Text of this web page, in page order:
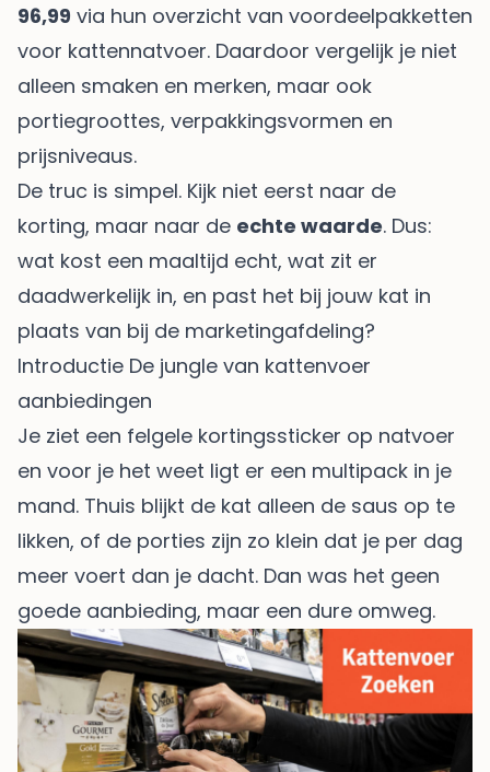
96,99 via hun overzicht van voordeelpakketten
voor kattennatvoer. Daardoor vergelijk je niet
alleen smaken en merken, maar ook
portiegroottes, verpakkingsvormen en
prijsniveaus.
De truc is simpel. Kijk niet eerst naar de
korting, maar naar de echte waarde. Dus:
wat kost een maaltijd echt, wat zit er
daadwerkelijk in, en past het bij jouw kat in
plaats van bij de marketingafdeling?
Introductie De jungle van kattenvoer
aanbiedingen
Je ziet een felgele kortingssticker op natvoer
en voor je het weet ligt er een multipack in je
mand. Thuis blijkt de kat alleen de saus op te
likken, of de porties zijn zo klein dat je per dag
meer voert dan je dacht. Dan was het geen
goede aanbieding, maar een dure omweg.